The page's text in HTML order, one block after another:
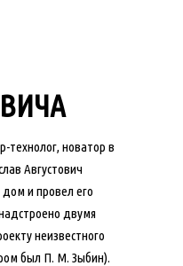
технолог, новатор в
Августович
и провел его
двумя
неизвестного
был П. М. Зыбин).